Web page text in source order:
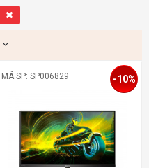
MÃ SP: SP006829 -10%